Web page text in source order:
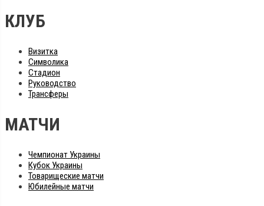
КЛУБ
Визитка
Символика
Стадион
Руководство
Трансферы
МАТЧИ
Чемпионат Украины
Кубок Украины
Товарищеские матчи
Юбилейные матчи